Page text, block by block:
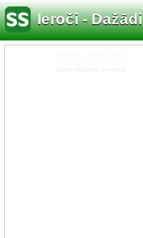
Ieroči - Dažādi